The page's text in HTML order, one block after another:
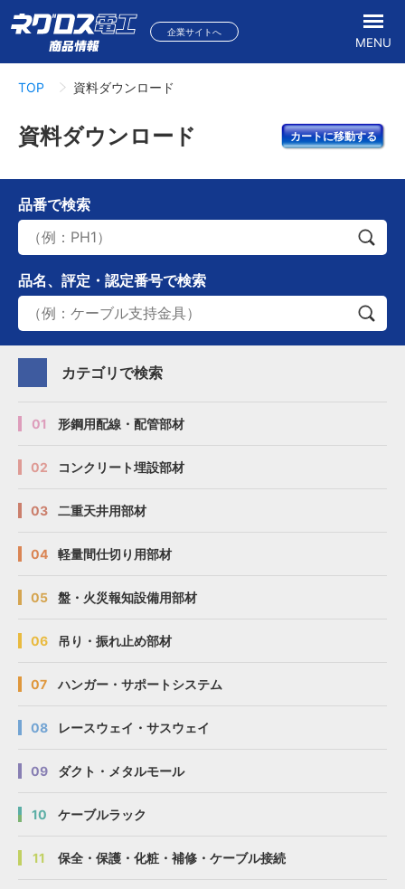
企業サイトへ
MENU
TOP 資料ダウンロード
資料ダウンロード カートに移動する
品番で検索
品名、評定・認定番号で検索
カテゴリで検索
01 形鋼用配線・配管部材
02 コンクリート埋設部材
03 二重天井用部材
04 軽量間仕切り用部材
05 盤・火災報知設備用部材
06 吊り・振れ止め部材
07 ハンガー・サポートシステム
08 レースウェイ・サスウェイ
09 ダクト・メタルモール
10 ケーブルラック
11 保全・保護・化粧・補修・ケーブル接続